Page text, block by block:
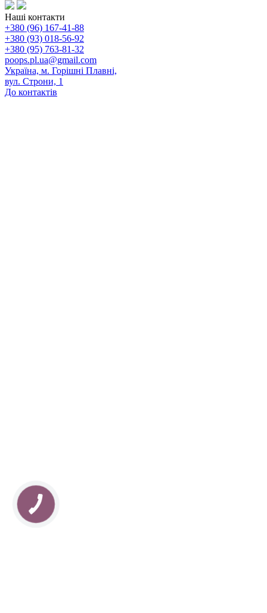
Наші контакти
+380 (96) 167-41-88
+380 (93) 018-56-92
+380 (95) 763-81-32
poops.pl.ua@gmail.com
Україна, м. Горішні Плавні,
вул. Строни, 1
До контактів